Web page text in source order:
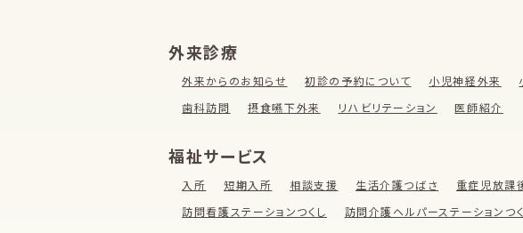
外来診療
外来からのお知らせ 初診の予約について 小児神経外来
歯科訪問
摂食嚥下外来 リハビリテーション 医師紹介
福祉サービス
入所 短期入所 相談支援 生活介護つばさ 重症児放課
訪問看護ステーションつくし
訪問介護ヘルパーステーションつ